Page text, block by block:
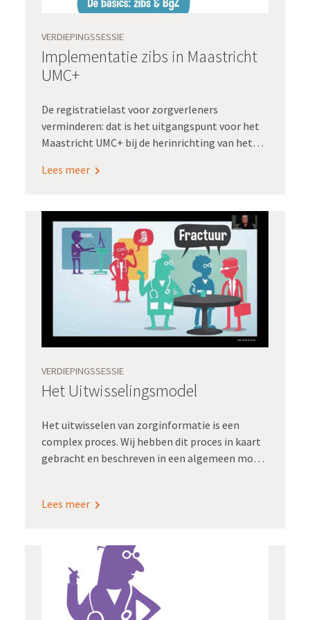
VERDIEPINGSSESSIE
Implementatie zibs in Maastricht
UMC+
De registratielast voor zorgverleners
verminderen: dat is het uitgangspunt voor het
Maastricht UMC+ bij de herinrichting van het
praten mee over welke
hebben om hun werk goed te kunnen doen. Het
MUMC+ bouwt die zibs ook nog eens zelf in. Hoe
ze dit doen, daarover hielden we een
Verdiepingssessie. Renaldo Secchi, CNIO bij het
MUMC+, en Martine Lipsch, projectmanager
CMIO Office bij het MUMC+, verzorgden deze
Lees meer
VERDIEPINGSSESSIE
Het Uitwisselingsmodel
Het uitwisselen van zorginformatie is een
complex proces. Wij hebben dit proces in kaart
gebracht en beschreven in een algemeen model
in kaart te brengen wat er komt kijken bij het
compacte sessie uit hoe het model werkt en
hoe je dit het beste in je eigen omgeving kunt
toepassen.
Lees meer